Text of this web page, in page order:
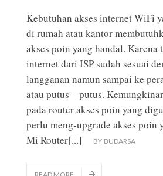
Kebutuhan akses internet WiFi
di rumah atau kantor
akses poin yang handal. Karena
internet dari ISP sudah sesuai
langganan namun sampai ke
atau putus – putus.
pada router akses poin yang
perlu meng-upgrade akses poin
Mi Router[...] BY BUDARSA